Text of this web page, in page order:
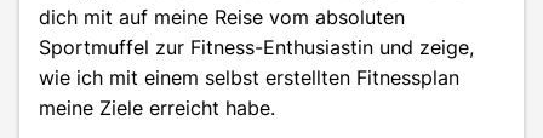
dich mit auf meine Reise vom absoluten
Sportmuffel zur Fitness-Enthusiastin und zeige,
wie ich mit einem selbst erstellten Fitnessplan
meine Ziele erreicht habe.